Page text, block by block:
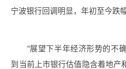
宁波银行回调明显，年初至今跌
“展望下半年经济形势的不确
到当前上市银行估值隐含着地产